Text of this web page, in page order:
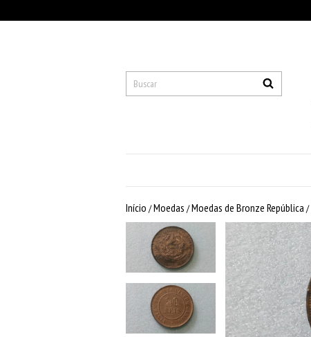
Início /Moedas /Moedas de Bronze República /